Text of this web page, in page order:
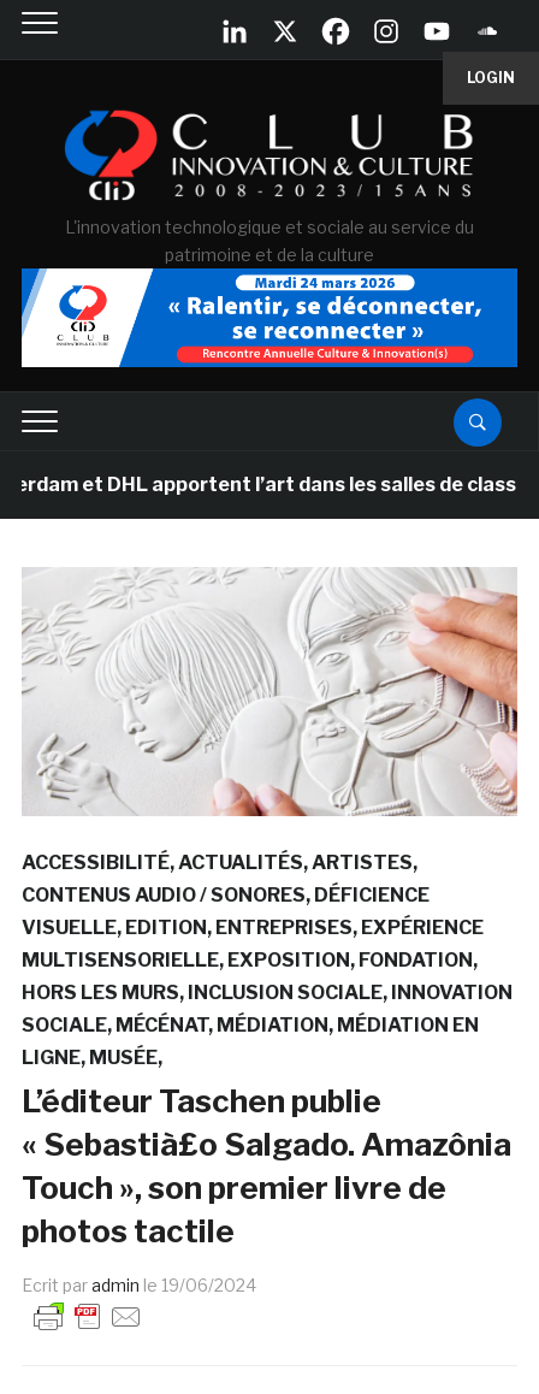
LOGIN
L'innovation technologique et sociale au service du
patrimoine et de la culture
DHL apportent l’art dans les salles de classe des
ACCESSIBILITÉ ACTUALITÉS ARTISTES
CONTENUS AUDIO / SONORES DÉFICIENCE
VISUELLE EDITION ENTREPRISES EXPÉRIENCE
MULTISENSORIELLE EXPOSITION FONDATION
HORS LES MURS INCLUSION SOCIALE INNOVATION
SOCIALE MÉCÉNAT MÉDIATION MÉDIATION EN
LIGNE MUSÉE
L’éditeur Taschen publie
« Sebastià£o Salgado. Amazônia
Touch », son premier livre de
photos tactile
Ecrit paradmin le 19/06/2024